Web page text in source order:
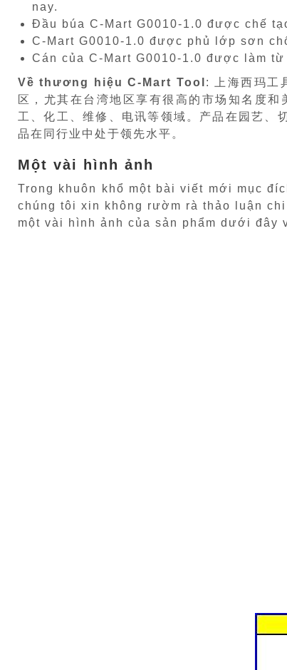
nay.
Đầu búa C-Mart G0010-1.0 được chế
C-Mart G0010-1.0 được phủ lớp sơn
Cán của C-Mart G0010-1.0 được làm
Về thương hiệu C-Mart Tool : 上海西玛工
区，尤其在台湾地区享有很高的市场知名度
工、化工、维修、电讯等领域。产品在园艺、
品在同行业中处于领先水平。
Một vài hình ảnh
Trong khuôn khổ một bài viết mới mục
chúng tôi xin không rườm rà thảo luận
một vài hình ảnh của sản phẩm dưới đây